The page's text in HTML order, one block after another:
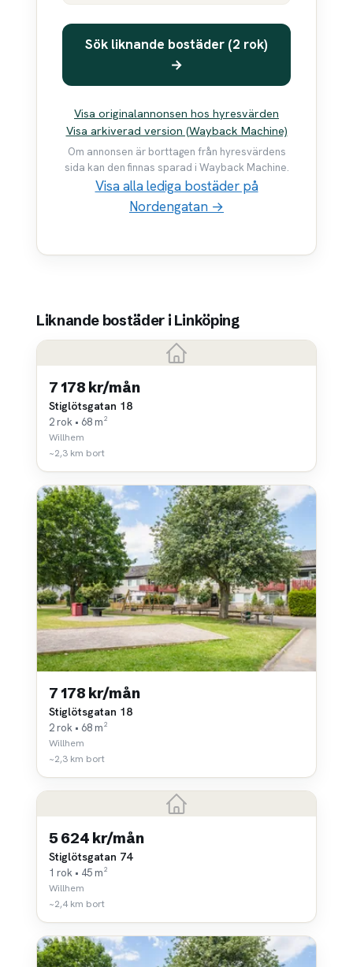
Sök liknande bostäder (2 rok)
→
Visa originalannonsen hos hyresvärden
Visa arkiverad version (Wayback Machine)
Om annonsen är borttagen från hyresvärdens
sida kan den finnas sparad i Wayback Machine.
Visa alla lediga bostäder på
Nordengatan →
Liknande bostäder i Linköping
7 178 kr/mån
Stiglötsgatan 18
2 rok • 68 m²
Willhem
~2,3 km bort
7 178 kr/mån
Stiglötsgatan 18
2 rok • 68 m²
Willhem
~2,3 km bort
5 624 kr/mån
Stiglötsgatan 74
1 rok • 45 m²
Willhem
~2,4 km bort